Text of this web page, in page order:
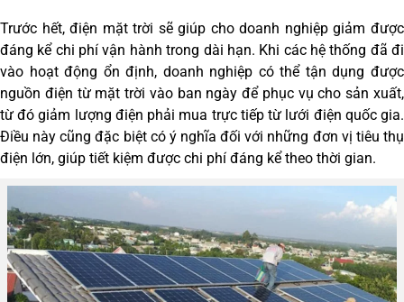
Trước hết, điện mặt trời sẽ giúp cho doanh nghiệp giảm được
đáng kể chi phí vận hành trong dài hạn. Khi các hệ thống đã đi
vào hoạt động ổn định, doanh nghiệp có thể tận dụng được
nguồn điện từ mặt trời vào ban ngày để phục vụ cho sản xuất,
từ đó giảm lượng điện phải mua trực tiếp từ lưới điện quốc gia.
Điều này cũng đặc biệt có ý nghĩa đối với những đơn vị tiêu thụ
điện lớn, giúp tiết kiệm được chi phí đáng kể theo thời gian.